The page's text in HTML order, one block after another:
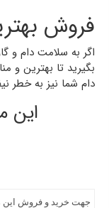
فروش
اگر به سلامت دام و
بگیرید تا بهترین و
دام شما نیز به خطر
این
جهت خرید و فروش این